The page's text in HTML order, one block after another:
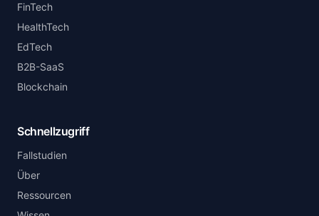
FinTech
HealthTech
EdTech
B2B-SaaS
Blockchain
Schnellzugriff
Fallstudien
Über
Ressourcen